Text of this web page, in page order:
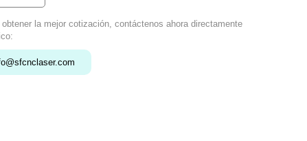
la mejor cotización, contáctenos ahora directamente